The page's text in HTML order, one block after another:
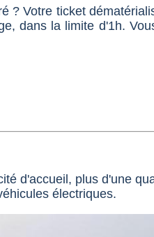
? Votre ticket
dans la limite d'1h.
d'accueil, plus d'une
électriques.